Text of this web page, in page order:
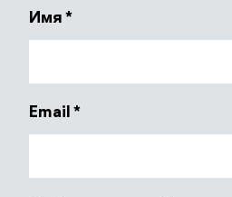
Имя *
Email *